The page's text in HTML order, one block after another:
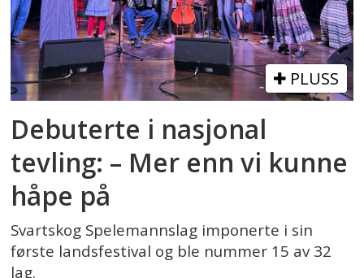
PLUSS
Debuterte i nasjonal
tevling: – Mer enn vi kunne
håpe på
Svartskog Spelemannslag imponerte i sin
første landsfestival og ble nummer 15 av 32
lag.